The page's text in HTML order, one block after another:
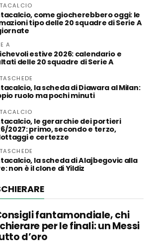
come giocherebbero oggi: le
tipo delle 20 squadre di Serie A
A
estive 2026: calendario e
delle 20 squadre di Serie A
la scheda di Diawara al Milan:
ruolo ma pochi minuti
le gerarchie dei portieri
2027: primo, secondo e terzo,
e certezze
la scheda di Alajbegovic alla
non è il clone di Yildiz
fantamondiale, chi
per le finali: un Messi
d’oro